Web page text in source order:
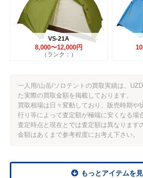
VS-21A
8,000〜12,000円
（ランク：）
一人用/山岳/ソロテントの買取実績は、
た実際の買取金額を掲載しております。
買取相場は日々変動しており、販売時期や
行り等によって査定額が極端に安くなる場
査定時点と現在とでは査定額は異なります
金額はあくまで参考程度にお考え下さい。
もっとアイテムを